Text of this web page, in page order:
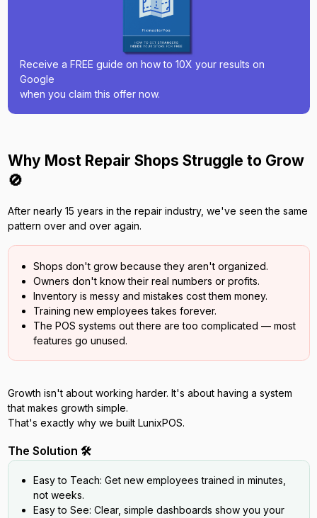
Receive a FREE guide on how to 10X your results on
Google
when you claim this offer now.
Why Most Repair Shops Struggle to Grow
🚫
After nearly 15 years in the repair industry, we've seen the same
pattern over and over again.
Shops don't grow because they aren't organized.
Owners don't know their real numbers or profits.
Inventory is messy and mistakes cost them money.
Training new employees takes forever.
The POS systems out there are too complicated — most
features go unused.
Growth isn't about working harder. It's about having a system
that makes growth simple.
That's exactly why we built LunixPOS.
The Solution 🛠️
Easy to Teach: Get new employees trained in minutes,
not weeks.
Easy to See: Clear, simple dashboards show you your